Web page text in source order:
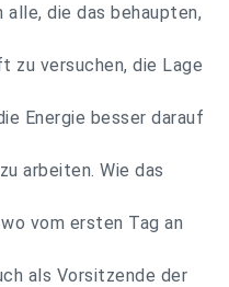
die das behaupten,
zu versuchen, die Lage
Energie besser darauf
arbeiten. Wie das
vom ersten Tag an
als Vorsitzende der